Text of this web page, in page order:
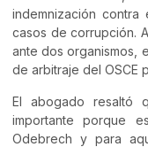
indemnización
casos de corrupción.
ante dos organismos,
de arbitraje del OSCE
El abogado resaltó
importante porque
Odebrech y para